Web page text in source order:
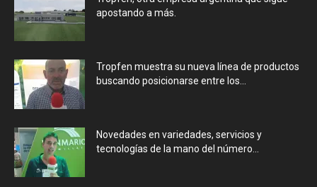
apostando a más.
Tropfen muestra su nueva línea de productos
buscando posicionarse entre los...
Novedades en variedades, servicios y
tecnologías de la mano del número...